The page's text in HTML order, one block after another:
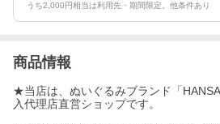
うち2,000円相当は利用先・期間限定。他条件あり
商品情報
★当店は、ぬいぐるみブランド「
入代理店直営ショップです。